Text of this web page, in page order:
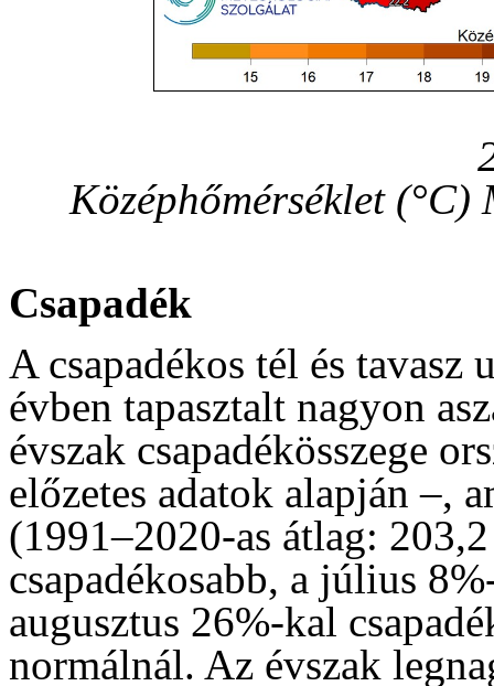
Középhőmérséklet
Csapadék
A csapadékos tél és tavasz
évben tapasztalt nagyon
évszak csapadékösszege
előzetes adatok alapján –,
(1991–2020-as átlag:
csapadékosabb, a július
augusztus 26%-kal
normálnál. Az évszak